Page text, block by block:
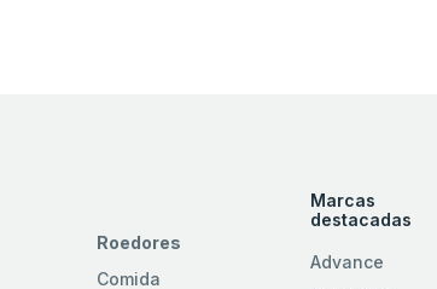
Roedores
Comida
Marcas
destacadas
Advance